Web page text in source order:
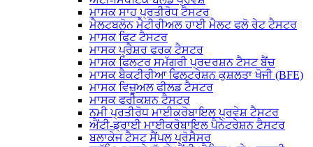
ਮਾਸਕ ਸਾਹ ਪ੍ਰਤੀਰੋਧ ਟੈਸਟਰ
ਮੈਲਟਬਲੋਨ ਮੈਟੀਰੀਅਲ ਹਾਈ ਮੈਲਟ ਫਲੋ ਰੇਟ ਟੈਸਟਰ
ਮਾਸਕ ਫਿਟ ਟੈਸਟਰ
ਮਾਸਕ ਪ੍ਰੈਸ਼ਰ ਫਰਕ ਟੈਸਟਰ
ਮਾਸਕ ਫਿਲਟਰ ਸਮੱਗਰੀ ਪ੍ਰਦਰਸ਼ਨ ਟੈਸਟ ਬੈਂਚ
ਮਾਸਕ ਬੈਕਟੀਰੀਆ ਫਿਲਟਰੇਸ਼ਨ ਕੁਸ਼ਲਤਾ ਖੋਜੀ (BFE)
ਮਾਸਕ ਵਿਜ਼ੂਅਲ ਫੀਲਡ ਟੈਸਟਰ
ਮਾਸਕ ਫਰੀਕਸ਼ਨ ਟੈਸਟਰ
ਨਮੀ ਪ੍ਰਤੀਰੋਧ ਮਾਈਕਰੋਬਾਇਲ ਪ੍ਰਵੇਸ਼ ਟੈਸਟਰ
ਐਂਟੀ-ਡ੍ਰਾਈ ਮਾਈਕਰੋਬਾਇਲ ਪੈਨੇਟਰੇਸ਼ਨ ਟੈਸਟਰ
ਬਲਾਕੇਜ ਟੈਸਟ ਸੈਂਪਲ ਪ੍ਰੋਸੈਸਰ